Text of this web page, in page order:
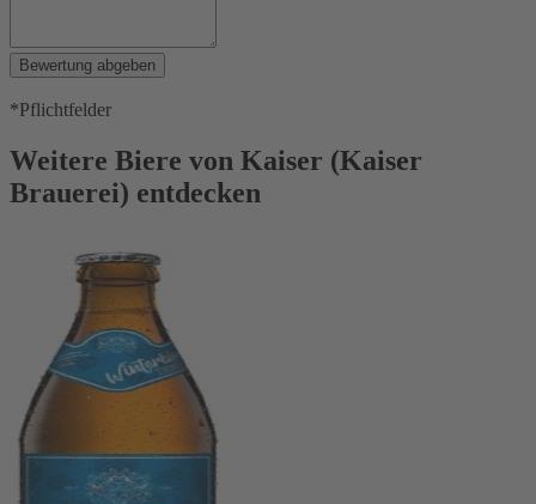
Bewertung abgeben
*Pflichtfelder
Weitere Biere von Kaiser (Kaiser
Brauerei) entdecken